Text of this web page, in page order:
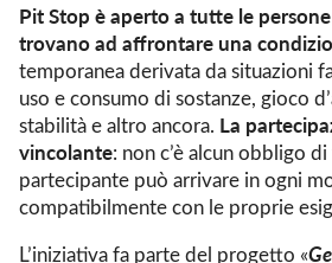
Pit Stop è aperto a tutte le
trovano ad affrontare una
temporanea derivata da situazioni
uso e consumo di sostanze, gioco
stabilità e altro ancora. La
vincolante: non c’è alcun obbligo
partecipante può arrivare in ogni
compatibilmente con le proprie
L’iniziativa fa parte del progetto «